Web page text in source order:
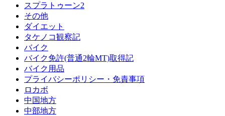
スプラトゥーン2
その他
ダイエット
タケノコ観察記
バイク
バイク免許(普通2輪MT)取得記
バイク用品
プライバシーポリシー・免責事項
ロカボ
中国地方
中部地方